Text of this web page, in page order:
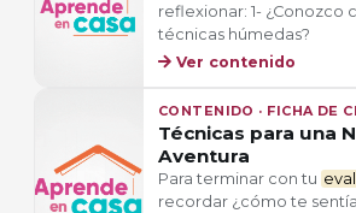
reflexionar: 1- ¿Conozco
técnicas húmedas?
Ver contenido
CONTENIDO · FICHA DE
Técnicas para una
Aventura
Para terminar con tu
recordar ¿cómo te